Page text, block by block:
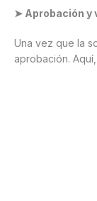
➤ Aprobación y
Una vez que la
aprobación.